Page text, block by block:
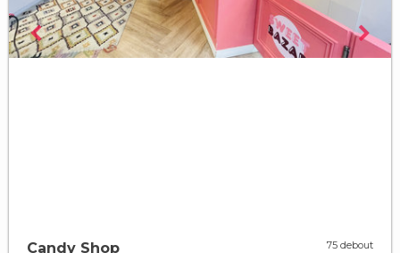
Candy Shop
75 debout